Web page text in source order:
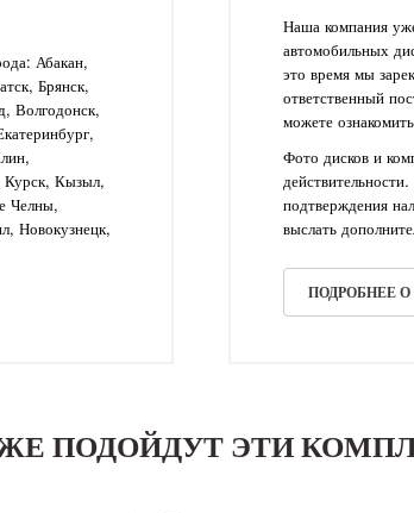
Абакан,
Брянск,
Волгодонск,
Курск, Кызыл,
Челны,
Новокузнецк,
Наша компания
автомобильных
это время мы
ответственный
можете
Фото дисков и
подтверждения
выслать
ПОДРОБНЕЕ
ПОДОЙДУТ ЭТИ